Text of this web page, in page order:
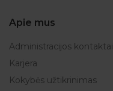
Apie mus
Administracijos kontaktai
Karjera
Kokybės užtikrinimas